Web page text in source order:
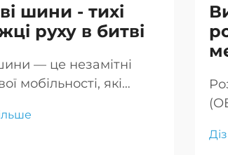
шини - тихі
руху в битві
— це незамітні
мобільності, які
по складних теренах